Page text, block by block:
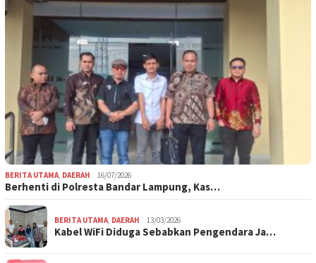
BERITA UTAMA, DAERAH 16/07/2026
Berhenti di Polresta Bandar Lampung, Kas…
BERITA UTAMA, DAERAH 13/03/2026
Kabel WiFi Diduga Sebabkan Pengendara Ja…